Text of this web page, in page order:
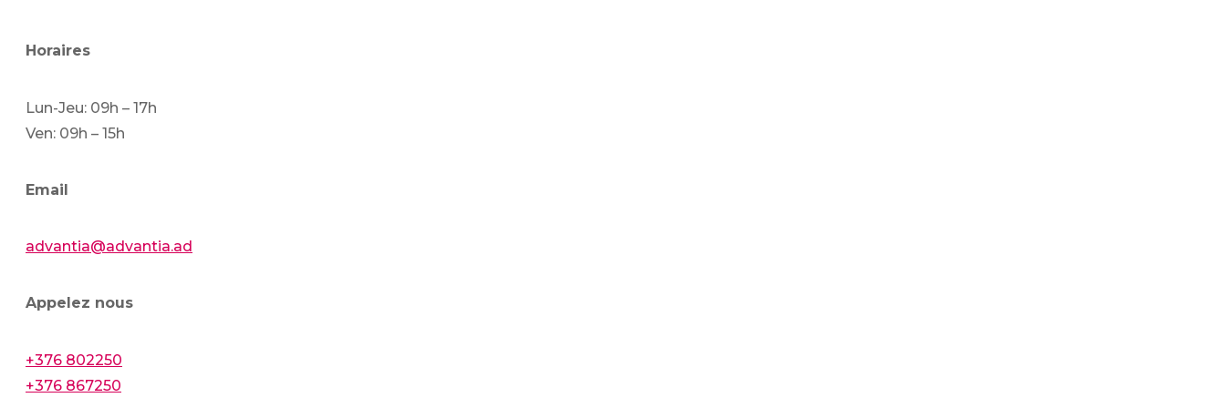
Horaires
Lun-Jeu: 09h – 17h
Ven: 09h – 15h
Email
advantia@advantia.ad
Appelez nous
+376 802250
+376 867250